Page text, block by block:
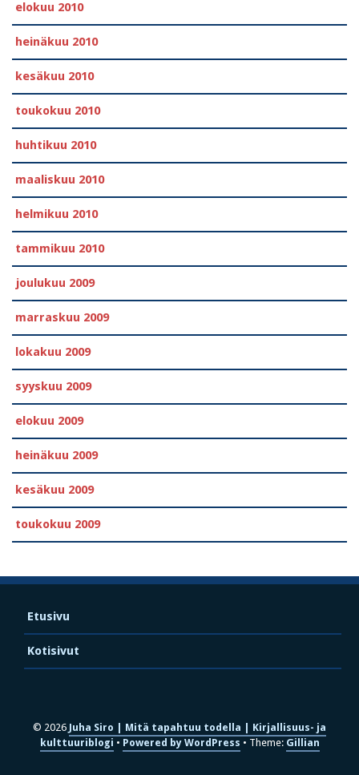
elokuu 2010
heinäkuu 2010
kesäkuu 2010
toukokuu 2010
huhtikuu 2010
maaliskuu 2010
helmikuu 2010
tammikuu 2010
joulukuu 2009
marraskuu 2009
lokakuu 2009
syyskuu 2009
elokuu 2009
heinäkuu 2009
kesäkuu 2009
toukokuu 2009
Etusivu
Kotisivut
© 2026 Juha Siro | Mitä tapahtuu todella | Kirjallisuus- ja
kulttuuriblogi
Powered by WordPress Theme: Gillian